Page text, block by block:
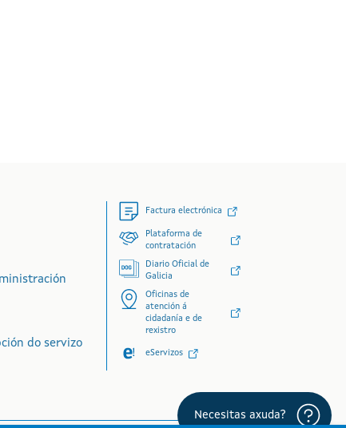
do servizo
Factura electrónica
Plataforma de
contratación
Diario Oficial de
Galicia
Oficinas de
atención á
cidadanía e de
rexistro
eServizos